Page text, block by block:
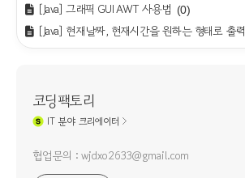
[Java] 그래픽 GUI AWT 사용법 (0)
[Java] 현재날짜, 현재시간을 원하는 형태로 출
코딩팩토리
IT분야 크리에이터
협업문의 : wjdxo2633@gmail.com